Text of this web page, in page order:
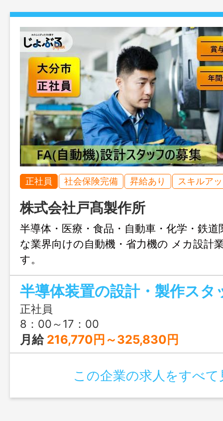
正社員 社会保険完備 昇給あり スキルア
株式会社戸髙製作所
半導体・医療・食品・自動車・化学・鉄
な業界向けの自動機・省力機の メカ設計
す。
半導体装置の設計・製作スタ
正社員
8：00～17：00
月給 216,770円～325,830円
この企業の求人をすべて